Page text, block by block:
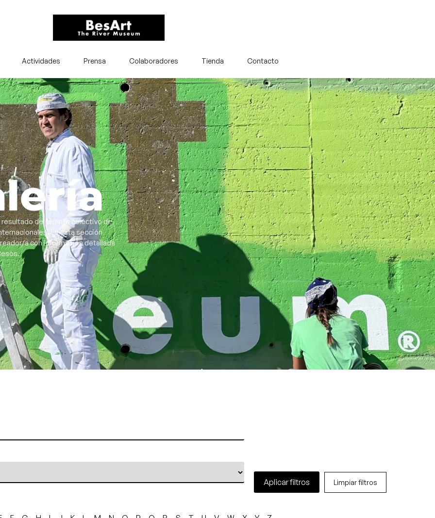
Actividades Prensa Colaboradores Tienda Contacto
del talento colectivo de
En esta sección
a con información detallada
Aplicar filtros Limpiar filtros